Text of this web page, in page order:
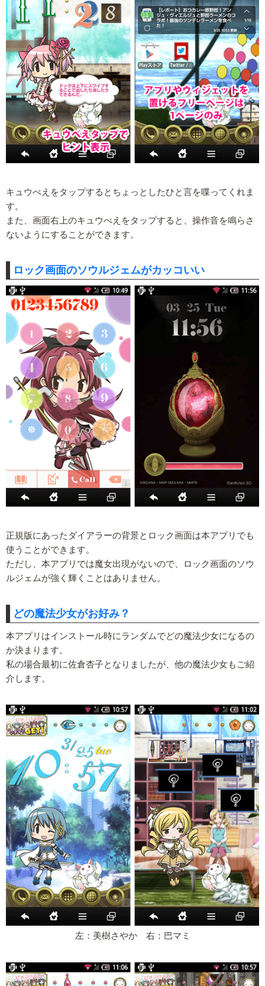
キュウべえをタップするとちょっとしたひと言を喋ってくれま
す。
また、画面右上のキュウべえをタップすると、操作音を鳴らさ
ないようにすることができます。
ロック画面のソウルジェムがカッコいい
正規版にあったダイアラーの背景とロック画面は本アプリでも
使うことができます。
ただし、本アプリでは魔女出現がないので、ロック画面のソウ
ルジェムが強く輝くことはありません。
どの魔法少女がお好み？
本アプリはインストール時にランダムでどの魔法少女になるの
か決まります。
私の場合最初に佐倉杏子となりましたが、他の魔法少女もご紹
介します。
左：美樹さやか 右：巴マミ